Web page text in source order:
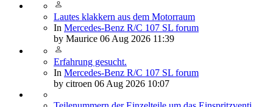
Lautes klakkern aus dem Motorraum
In Mercedes-Benz R/C 107 SL forum
by Maurice 06 Aug 2026 11:39
Erfahrung gesucht.
In Mercedes-Benz R/C 107 SL forum
by citroen 06 Aug 2026 10:07